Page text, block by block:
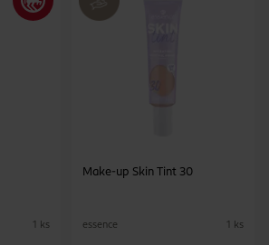
1 ks
Make-up Skin Tint 30
essence 1 ks